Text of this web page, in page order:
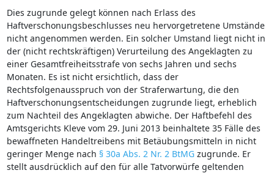
Dies zugrunde gelegt können nach Erlass des
Haftverschonungsbeschlusses neu hervorgetretene Umstände
nicht angenommen werden. Ein solcher Umstand liegt nicht in
der (nicht rechtskräftigen) Verurteilung des Angeklagten zu
einer Gesamtfreiheitsstrafe von sechs Jahren und sechs
Monaten. Es ist nicht ersichtlich, dass der
Rechtsfolgenausspruch von der Straferwartung, die den
Haftverschonungsentscheidungen zugrunde liegt, erheblich
zum Nachteil des Angeklagten abwiche. Der Haftbefehl des
Amtsgerichts Kleve vom 29. Juni 2013 beinhaltete 35 Fälle des
bewaffneten Handeltreibens mit Betäubungsmitteln in nicht
geringer Menge nach § 30a Abs. 2 Nr. 2 BtMGzugrunde. Er
stellt ausdrücklich auf den für alle Tatvorwürfe geltenden